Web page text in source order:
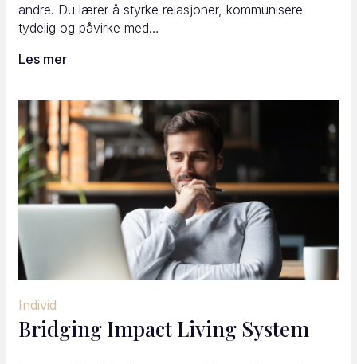
andre. Du lærer å styrke relasjoner, kommunisere
tydelig og påvirke med…
Les mer
Individ
Bridging Impact Living System